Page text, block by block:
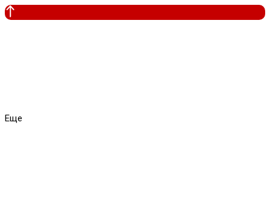
Еще